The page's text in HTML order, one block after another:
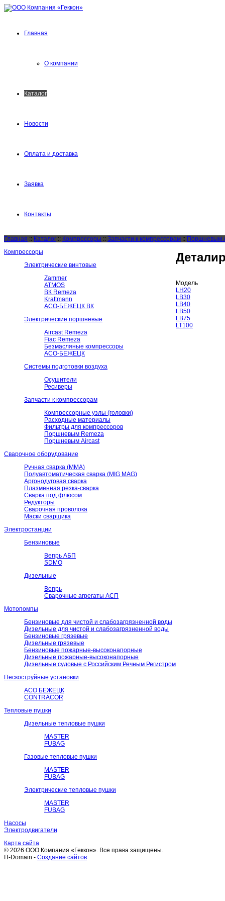
Главная
О компании
Каталог
Новости
Оплата и доставка
Заявка
Контакты
Главная :: Каталог :: Компрессоры :: Запчасти к компрессорам :: Поршневым
Компрессоры
Электрические винтовые
Zammer
ATMOS
ВК Remeza
Kraftmann
АСО-БЕЖЕЦК ВК
Электрические поршневые
Aircast Remeza
Fiac Remeza
Безмасляные компрессоры
АСО-БЕЖЕЦК
Системы подготовки воздуха
Осушители
Ресиверы
Запчасти к компрессорам
Компрессорные узлы (головки)
Расходные материалы
Фильтры для компрессоров
Поршневым Remeza
Поршневым Aircast
Сварочное оборудование
Ручная сварка (ММА)
Полуавтоматическая сварка (MIG MAG)
Аргонодуговая сварка
Плазменная резка-сварка
Сварка под флюсом
Редукторы
Сварочная проволока
Маски сварщика
Электростанции
Бензиновые
Вепрь АБП
SDMO
Дизельные
Вепрь
Сварочные агрегаты АСП
Мотопомпы
Бензиновые для чистой и слабозагрязненной воды
Дизельные для чистой и слабозагрязненной воды
Бензиновые грязевые
Дизельные грязевые
Бензиновые пожарные-высоконапорные
Дизельные пожарные-высоконапорные
Дизельные судовые с Российским Речным Регистром
Пескоструйные установки
АСО БЕЖЕЦК
CONTRACOR
Тепловые пушки
Дизельные тепловые пушки
MASTER
FUBAG
Газовые тепловые пушки
MASTER
FUBAG
Электрические тепловые пушки
MASTER
FUBAG
Насосы
Электродвигатели
Модель
LH20
LB30
LB40
LB50
LB75
LT100
Карта сайта
© 2026 ООО Компания «Геккон». Все права защищены.
IT-Domain - Создание сайтов